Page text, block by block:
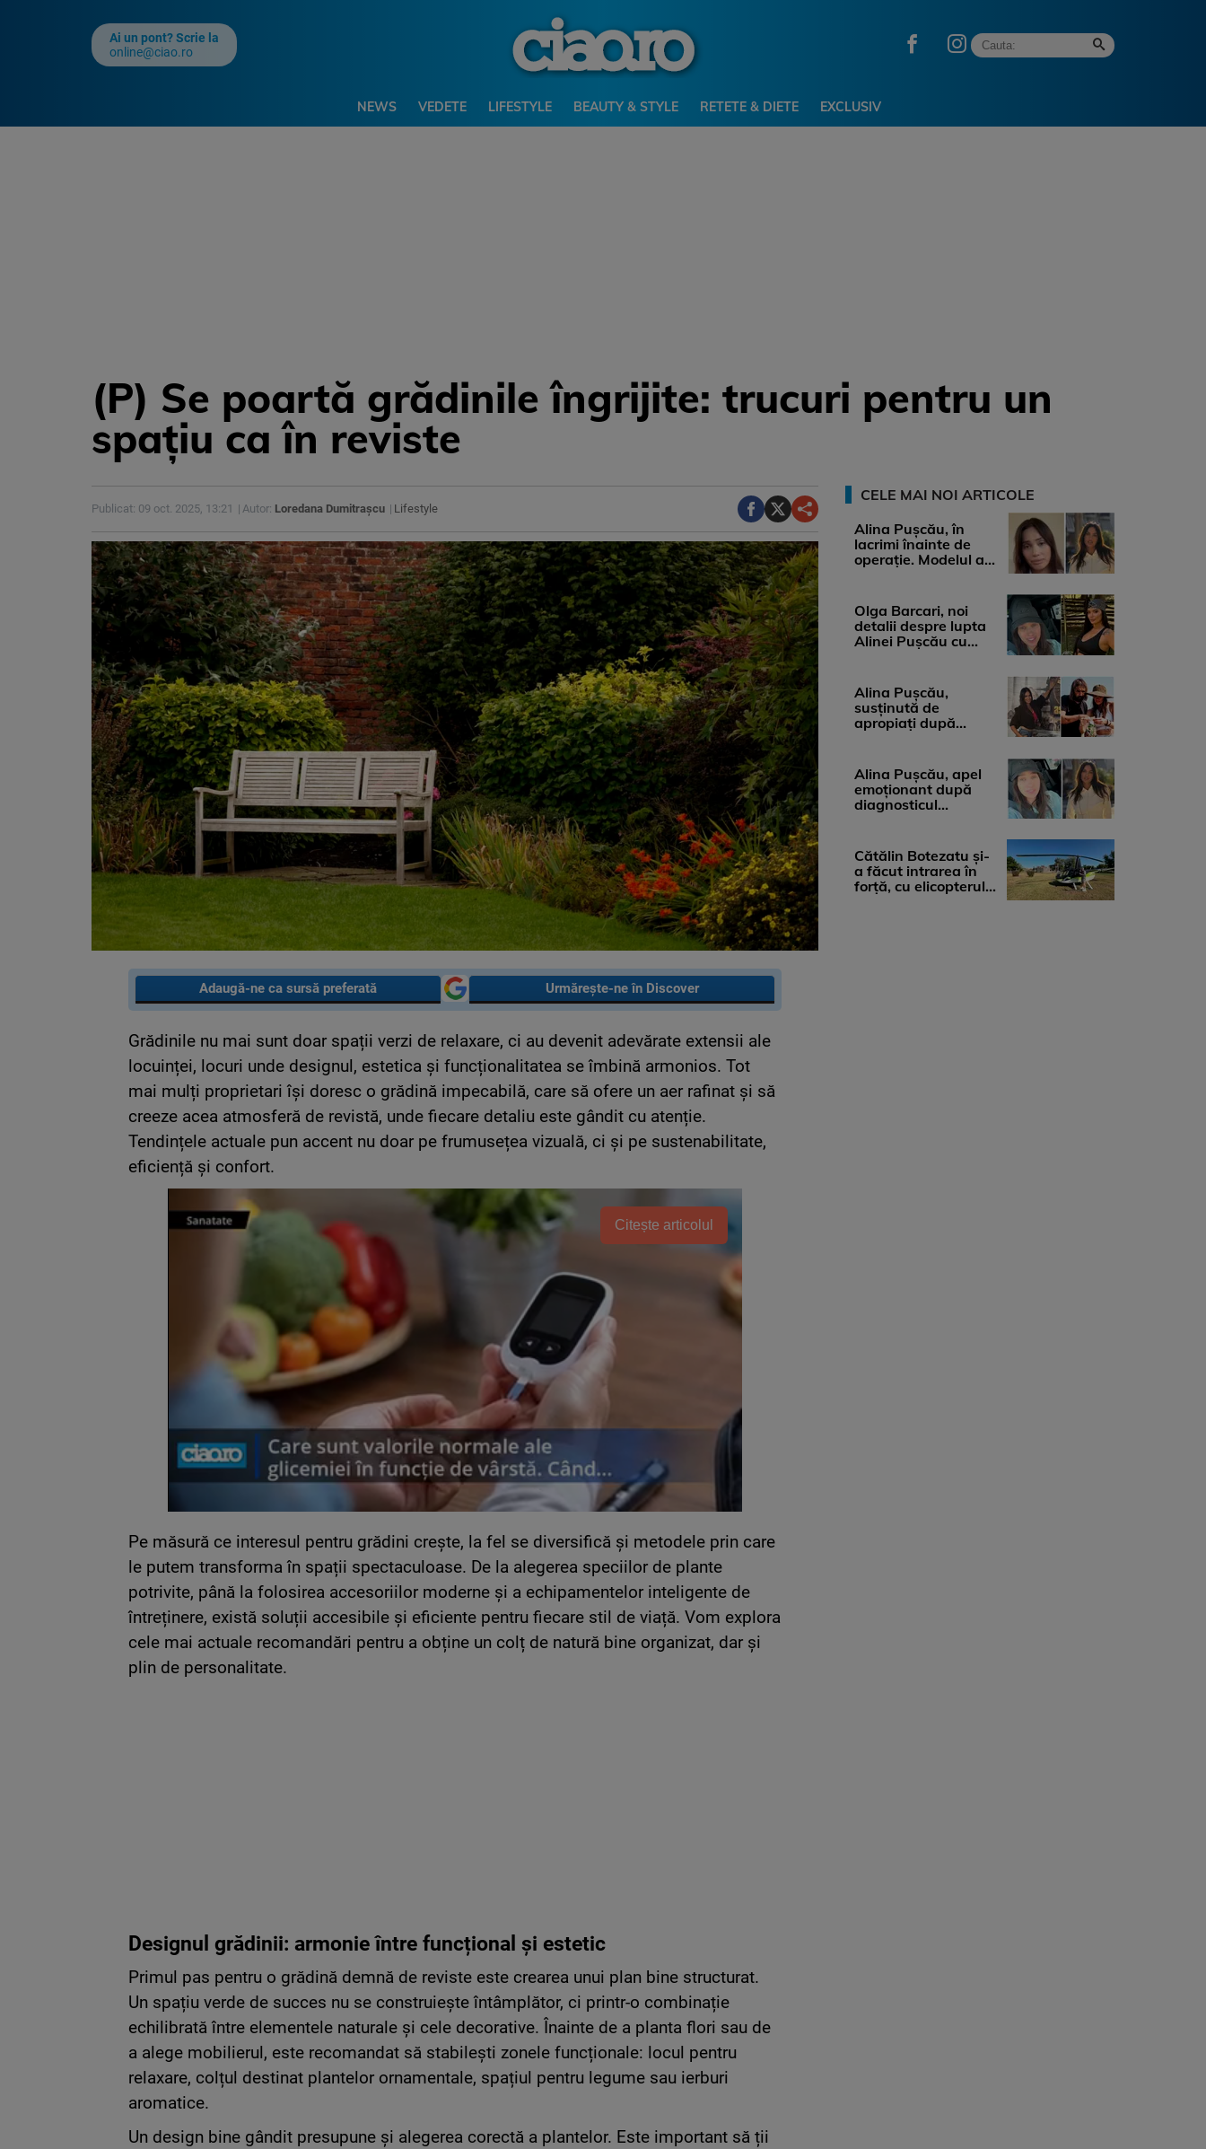
Ai un pont? Scrie la
online@ciao.ro
NEWS VEDETE LIFESTYLE BEAUTY & STYLE RETETE & DIETE EXCLUSIV
(P) Se poartă grădinile îngrijite: trucuri pentru un
spațiu ca în reviste
Publicat: 09 oct. 2025, 13:21 Autor: Loredana Dumitrașcu Lifestyle
Adaugă-ne ca sursă preferată Urmărește-ne în Discover
Grădinile nu mai sunt doar spații verzi de relaxare, ci au devenit adevărate extensii ale
locuinței, locuri unde designul, estetica și funcționalitatea se îmbină armonios. Tot
mai mulți proprietari își doresc o grădină impecabilă, care să ofere un aer rafinat și să
creeze acea atmosferă de revistă, unde fiecare detaliu este gândit cu atenție.
Tendințele actuale pun accent nu doar pe frumusețea vizuală, ci și pe sustenabilitate,
eficiență și confort.
Citește articolul
Pe măsură ce interesul pentru grădini crește, la fel se diversifică și metodele prin care
le putem transforma în spații spectaculoase. De la alegerea speciilor de plante
potrivite, până la folosirea accesoriilor moderne și a echipamentelor inteligente de
întreținere, există soluții accesibile și eficiente pentru fiecare stil de viață. Vom explora
cele mai actuale recomandări pentru a obține un colț de natură bine organizat, dar și
plin de personalitate.
Designul grădinii: armonie între funcțional și estetic
Primul pas pentru o grădină demnă de reviste este crearea unui plan bine structurat.
Un spațiu verde de succes nu se construiește întâmplător, ci printr-o combinație
echilibrată între elementele naturale și cele decorative. Înainte de a planta flori sau de
a alege mobilierul, este recomandat să stabilești zonele funcționale: locul pentru
relaxare, colțul destinat plantelor ornamentale, spațiul pentru legume sau ierburi
aromatice.
Un design bine gândit presupune și alegerea corectă a plantelor. Este important să ții
CELE MAI NOI ARTICOLE
Alina Pușcău, în
lacrimi înainte de
operație. Modelul a
Olga Barcari, noi
detalii despre lupta
Alinei Pușcău cu
Alina Pușcău,
susținută de
apropiați după
medicii, ...
Alina Pușcău, apel
emoționant după
diagnosticul
...
Cătălin Botezatu și-
a făcut intrarea în
forță, cu elicopterul,